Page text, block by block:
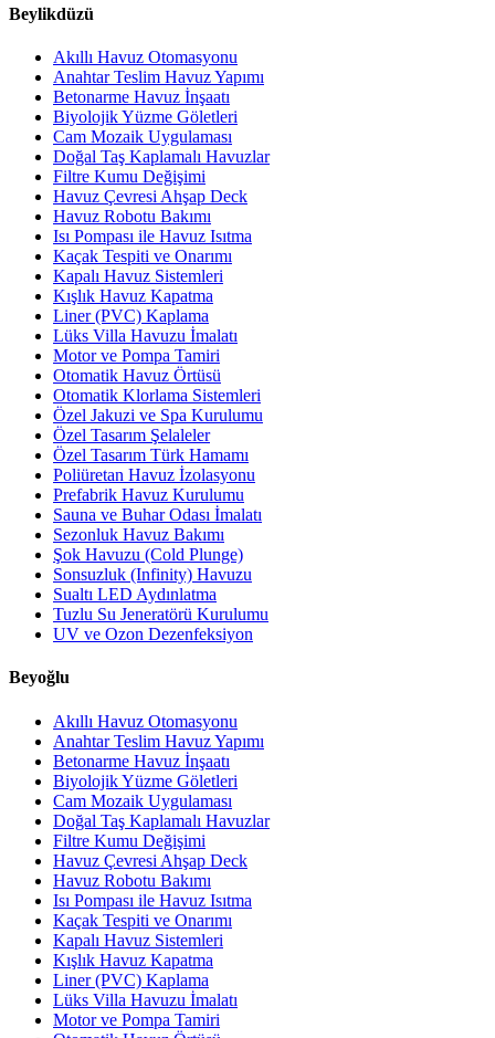
Beylikdüzü
Akıllı Havuz Otomasyonu
Anahtar Teslim Havuz Yapımı
Betonarme Havuz İnşaatı
Biyolojik Yüzme Göletleri
Cam Mozaik Uygulaması
Doğal Taş Kaplamalı Havuzlar
Filtre Kumu Değişimi
Havuz Çevresi Ahşap Deck
Havuz Robotu Bakımı
Isı Pompası ile Havuz Isıtma
Kaçak Tespiti ve Onarımı
Kapalı Havuz Sistemleri
Kışlık Havuz Kapatma
Liner (PVC) Kaplama
Lüks Villa Havuzu İmalatı
Motor ve Pompa Tamiri
Otomatik Havuz Örtüsü
Otomatik Klorlama Sistemleri
Özel Jakuzi ve Spa Kurulumu
Özel Tasarım Şelaleler
Özel Tasarım Türk Hamamı
Poliüretan Havuz İzolasyonu
Prefabrik Havuz Kurulumu
Sauna ve Buhar Odası İmalatı
Sezonluk Havuz Bakımı
Şok Havuzu (Cold Plunge)
Sonsuzluk (Infinity) Havuzu
Sualtı LED Aydınlatma
Tuzlu Su Jeneratörü Kurulumu
UV ve Ozon Dezenfeksiyon
Beyoğlu
Akıllı Havuz Otomasyonu
Anahtar Teslim Havuz Yapımı
Betonarme Havuz İnşaatı
Biyolojik Yüzme Göletleri
Cam Mozaik Uygulaması
Doğal Taş Kaplamalı Havuzlar
Filtre Kumu Değişimi
Havuz Çevresi Ahşap Deck
Havuz Robotu Bakımı
Isı Pompası ile Havuz Isıtma
Kaçak Tespiti ve Onarımı
Kapalı Havuz Sistemleri
Kışlık Havuz Kapatma
Liner (PVC) Kaplama
Lüks Villa Havuzu İmalatı
Motor ve Pompa Tamiri